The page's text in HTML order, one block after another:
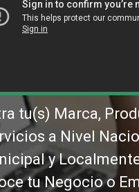
tu(s) Marca,
a Nivel
y
tu Negocio o